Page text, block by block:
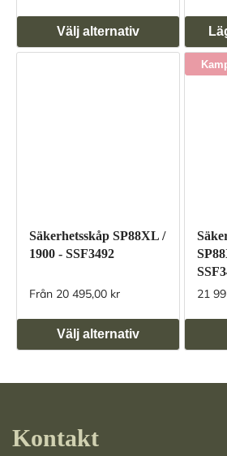
Välj alternativ
Säkerhetsskåp SP88XL /
1900 - SSF3492
Från 20 495,00 kr
Välj alternativ
21
Kontakt